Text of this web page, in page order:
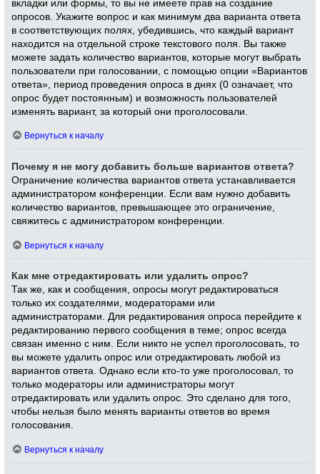
вкладки или формы, то вы не имеете прав на создание
опросов. Укажите вопрос и как минимум два варианта ответа
в соответствующих полях, убедившись, что каждый вариант
находится на отдельной строке текстового поля. Вы также
можете задать количество вариантов, которые могут выбрать
пользователи при голосовании, с помощью опции «Вариантов
ответа», период проведения опроса в днях (0 означает, что
опрос будет постоянным) и возможность пользователей
изменять вариант, за который они проголосовали.
Вернуться к началу
Почему я не могу добавить больше вариантов ответа?
Ограничение количества вариантов ответа устанавливается
администратором конференции. Если вам нужно добавить
количество вариантов, превышающее это ограничение,
свяжитесь с администратором конференции.
Вернуться к началу
Как мне отредактировать или удалить опрос?
Так же, как и сообщения, опросы могут редактироваться
только их создателями, модераторами или
администраторами. Для редактирования опроса перейдите к
редактированию первого сообщения в теме; опрос всегда
связан именно с ним. Если никто не успел проголосовать, то
вы можете удалить опрос или отредактировать любой из
вариантов ответа. Однако если кто-то уже проголосовал, то
только модераторы или администраторы могут
отредактировать или удалить опрос. Это сделано для того,
чтобы нельзя было менять варианты ответов во время
голосования.
Вернуться к началу